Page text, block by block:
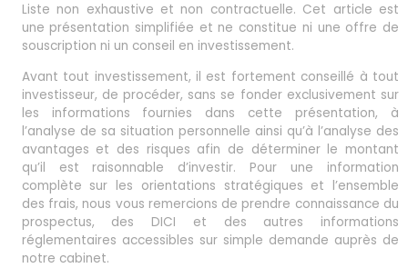
Liste non exhaustive et non contractuelle. Cet article est
une présentation simplifiée et ne constitue ni une offre de
souscription ni un conseil en investissement.
Avant tout investissement, il est fortement conseillé à tout
investisseur, de procéder, sans se fonder exclusivement sur
les informations fournies dans cette présentation, à
l’analyse de sa situation personnelle ainsi qu’à l’analyse des
avantages et des risques afin de déterminer le montant
qu’il est raisonnable d’investir. Pour une information
complète sur les orientations stratégiques et l’ensemble
des frais, nous vous remercions de prendre connaissance du
prospectus, des DICI et des autres informations
réglementaires accessibles sur simple demande auprès de
notre cabinet.